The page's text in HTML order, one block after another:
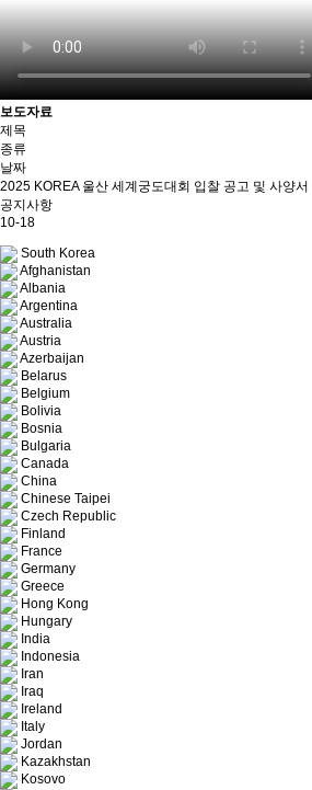
보도자료
제목
종류
날짜
2025 KOREA 울산 세계궁도대회 입찰 공고 및 사양서
공지사항
10-18
South Korea
Afghanistan
Albania
Argentina
Australia
Austria
Azerbaijan
Belarus
Belgium
Bolivia
Bosnia
Bulgaria
Canada
China
Chinese Taipei
Czech Republic
Finland
France
Germany
Greece
Hong Kong
Hungary
India
Indonesia
Iran
Iraq
Ireland
Italy
Jordan
Kazakhstan
Kosovo